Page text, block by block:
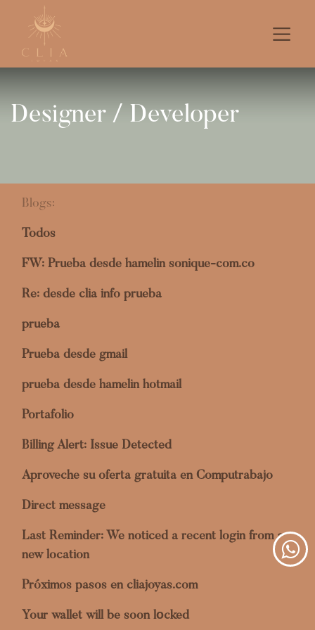
Designer / Developer
Blogs:
Todos
FW: Prueba desde hamelin sonique-com.co
Re: desde clia info prueba
prueba
Prueba desde gmail
prueba desde hamelin hotmail
Portafolio
Billing Alert: Issue Detected
Aproveche su oferta gratuita en Computrabajo
Direct message
Last Reminder: We noticed a recent login from a
new location
Próximos pasos en cliajoyas.com
Your wallet will be soon lоcked